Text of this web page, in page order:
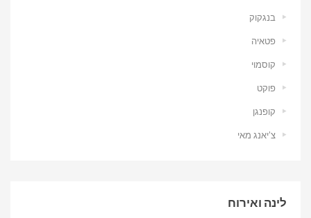
בנגקוק
פטאיה
קוסמוי
פוקט
קופנגן
צ’יאנג מאי
לינה ואירוח